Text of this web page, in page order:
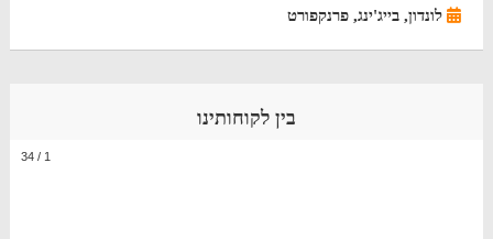
לונדון, בייג'ינג, פרנקפורט
בין לקוחותינו
1
/
34